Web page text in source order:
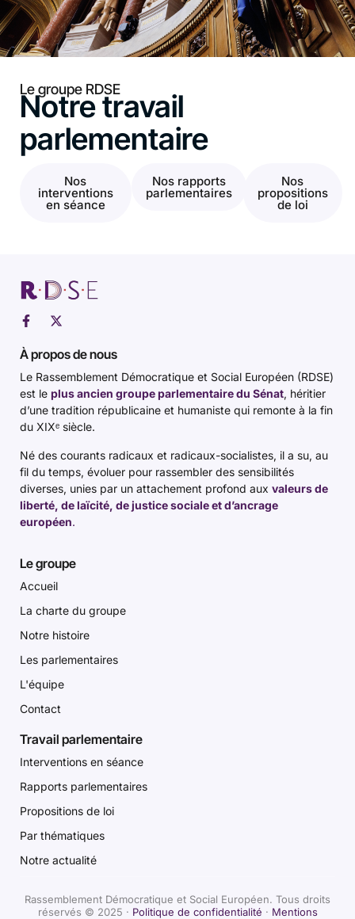
Le groupe RDSE
Notre travail
parlementaire
Nos
interventions
en séance
Nos rapports
parlementaires
Nos
propositions
de loi
À propos de nous
Le Rassemblement Démocratique et Social Européen (RDSE)
est le plus ancien groupe parlementaire du Sénat, héritier
d’une tradition républicaine et humaniste qui remonte à la fin
du XIXᵉ siècle.
Né des courants radicaux et radicaux-socialistes, il a su, au
fil du temps, évoluer pour rassembler des sensibilités
diverses, unies par un attachement profond aux valeurs de
liberté, de laïcité, de justice sociale et d’ancrage
européen.
Le groupe
Accueil
La charte du groupe
Notre histoire
Les parlementaires
L'équipe
Contact
Travail parlementaire
Interventions en séance
Rapports parlementaires
Propositions de loi
Par thématiques
Notre actualité
Rassemblement Démocratique et Social Européen. Tous droits
réservés © 2025 · Politique de confidentialité · Mentions